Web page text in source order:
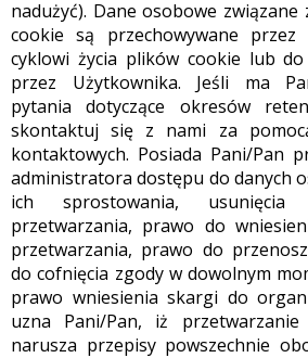
nadużyć). Dane osobowe
cookie są przechowywane przez
cyklowi życia plików cookie lub
przez Użytkownika. Jeśli ma
pytania dotyczące okresów
skontaktuj się z nami za
kontaktowych. Posiada Pani/Pan
administratora dostępu do danych
ich sprostowania, usunięcia
przetwarzania, prawo do
przetwarzania, prawo do
do cofnięcia zgody w dowolnym
prawo wniesienia skargi do
uzna Pani/Pan, iż przetwarzanie
narusza przepisy powszechnie